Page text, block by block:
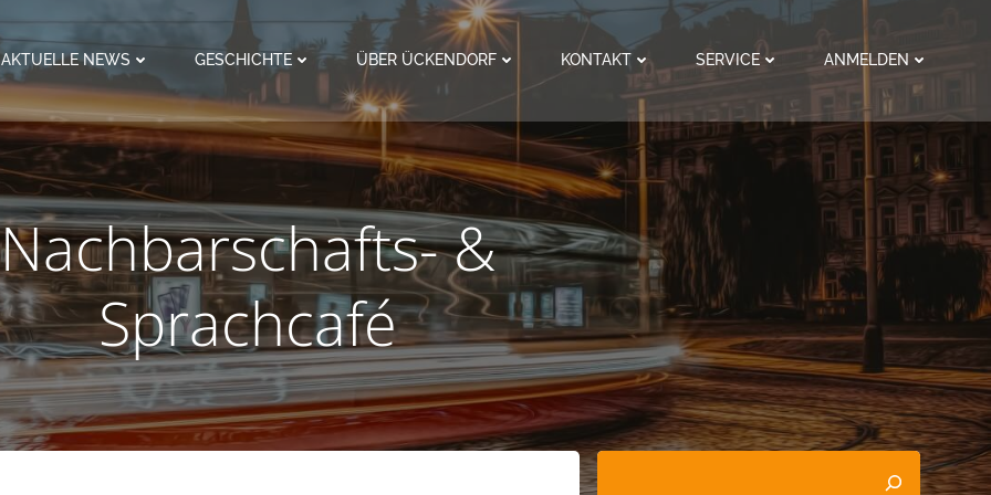
AKTUELLE NEWS GESCHICHTE ÜBER ÜCKENDORF KONTAKT SERVICE ANMELDEN
Nachbarschafts- &
Sprachcafé
Suchen